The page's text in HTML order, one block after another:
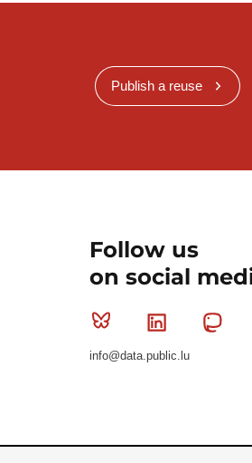
Publish a reuse
Follow us
on social
Bluesky Linkedin
info@data.public.lu